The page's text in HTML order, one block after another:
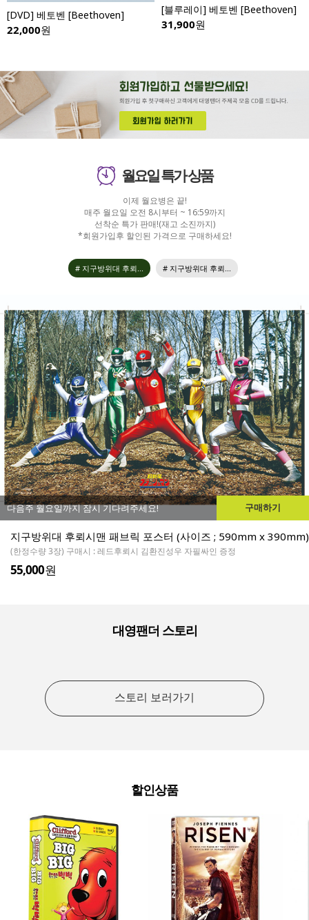
[DVD] 베토벤 [Beethoven]
22,000원
[블루레이] 베토벤 [Beethoven]
31,900원
월요일 특가 상품
이제 월요병은 끝!
매주 월요일 오전 8시부터 ~ 16:59까지
선착순 특가 판매!(재고 소진까지)
*회원가입후 할인된 가격으로 구매하세요!
# 지구방위대 후뢰... # 지구방위대 후뢰...
다음주 월요일까지 잠시 기다려주세요! 구매하기
지구방위대 후뢰시맨 패브릭 포스터 (사이즈 ; 590mm x 390mm)
(한정수량 3장) 구매시 : 레드후뢰시 김환진성우 자필싸인 증정
55,000원
대영팬더 스토리
스토리 보러가기
할인상품